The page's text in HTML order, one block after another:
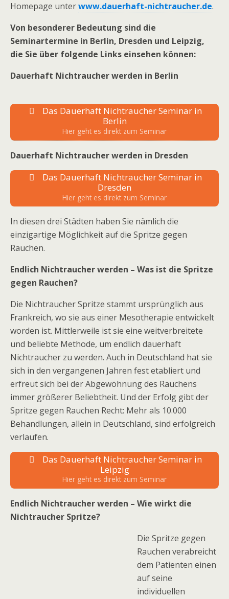
Homepage unterwww.dauerhaft-nichtraucher.de.
Von besonderer Bedeutung sind die
Seminartermine in Berlin, Dresden und Leipzig,
die Sie über folgende Links einsehen können:
Dauerhaft Nichtraucher werden in Berlin
Das Dauerhaft Nichtraucher Seminar in
Berlin
Hier geht es direkt zum Seminar
Dauerhaft Nichtraucher werden in Dresden
Das Dauerhaft Nichtraucher Seminar in
Dresden
Hier geht es direkt zum Seminar
In diesen drei Städten haben Sie nämlich die
einzigartige Möglichkeit auf die Spritze gegen
Rauchen.
Endlich Nichtraucher werden – Was ist die Spritze
gegen Rauchen?
Die Nichtraucher Spritze stammt ursprünglich aus
Frankreich, wo sie aus einer Mesotherapie entwickelt
worden ist. Mittlerweile ist sie eine weitverbreitete
und beliebte Methode, um endlich dauerhaft
Nichtraucher zu werden. Auch in Deutschland hat sie
sich in den vergangenen Jahren fest etabliert und
erfreut sich bei der Abgewöhnung des Rauchens
immer größerer Beliebtheit. Und der Erfolg gibt der
Spritze gegen Rauchen Recht: Mehr als 10.000
Behandlungen, allein in Deutschland, sind erfolgreich
verlaufen.
Das Dauerhaft Nichtraucher Seminar in
Leipzig
Hier geht es direkt zum Seminar
Endlich Nichtraucher werden – Wie wirkt die
Nichtraucher Spritze?
Die Spritze gegen
Rauchen verabreicht
dem Patienten einen
auf seine
individuellen